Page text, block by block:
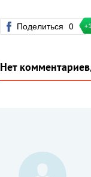
Поделиться 0
Нет